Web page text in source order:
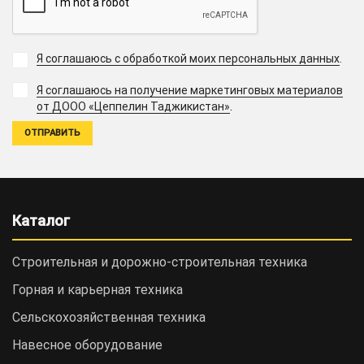
Я соглашаюсь с обработкой моих персональных данных
Я соглашаюсь на получение маркетинговых материалов
от ДООО «Цеппелин Таджикистан».
Каталог
Строительная и дорожно-cтроительная техника
Горная и карьерная техника
Сельскохозяйственная техника
Навесное оборудование